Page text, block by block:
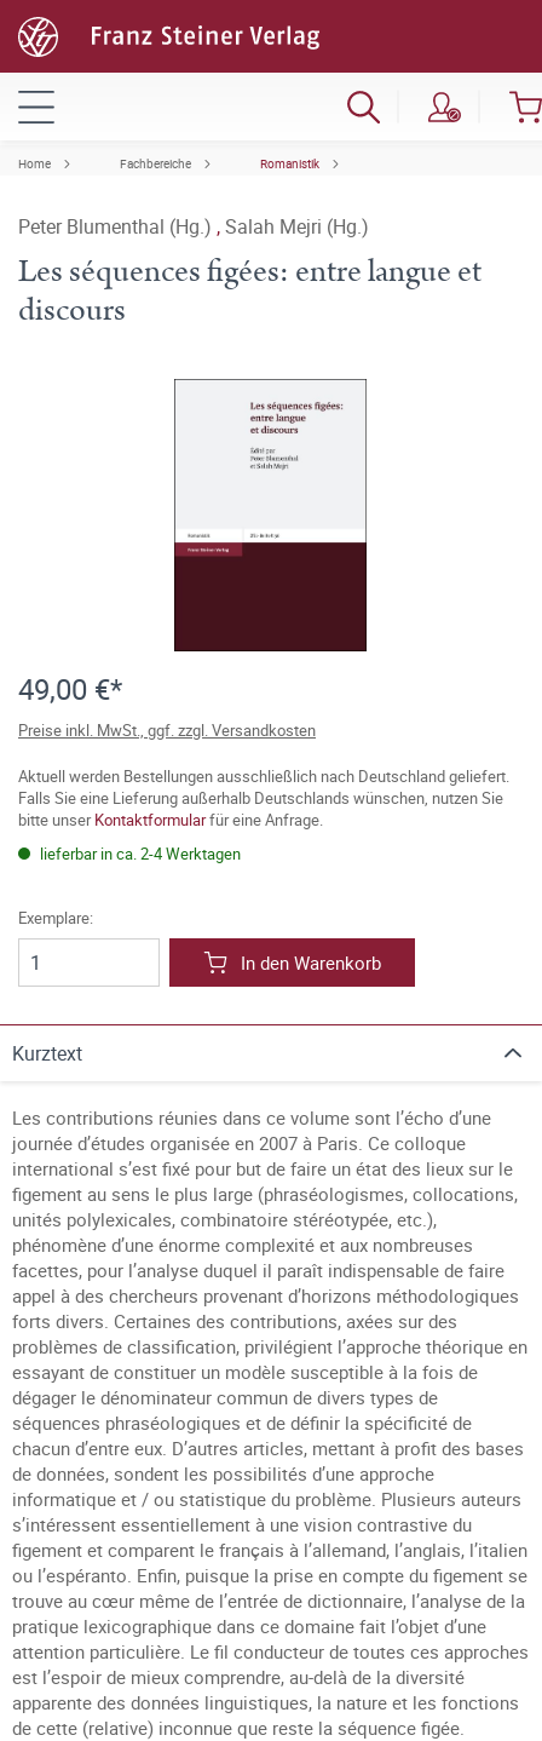
Home Fachbereiche Romanistik
Peter Blumenthal (Hg.) ,Salah Mejri (Hg.)
Les séquences figées: entre langue et
discours
49,00 €*
Preise inkl. MwSt., ggf. zzgl. Versandkosten
Aktuell werden Bestellungen ausschließlich nach Deutschland geliefert.
Falls Sie eine Lieferung außerhalb Deutschlands wünschen, nutzen Sie
bitte unserKontaktformularfür eine Anfrage.
lieferbar in ca. 2-4 Werktagen
Exemplare:
In den Warenkorb
Kurztext
Les contributions réunies dans ce volume sont l’écho d’une
journée d’études organisée en 2007 à Paris. Ce colloque
international s’est fixé pour but de faire un état des lieux sur le
figement au sens le plus large (phraséologismes, collocations,
unités polylexicales, combinatoire stéréotypée, etc.),
phénomène d’une énorme complexité et aux nombreuses
facettes, pour l’analyse duquel il paraît indispensable de faire
appel à des chercheurs provenant d’horizons méthodologiques
forts divers. Certaines des contributions, axées sur des
problèmes de classification, privilégient l’approche théorique en
essayant de constituer un modèle susceptible à la fois de
dégager le dénominateur commun de divers types de
séquences phraséologiques et de définir la spécificité de
chacun d’entre eux. D’autres articles, mettant à profit des bases
de données, sondent les possibilités d’une approche
informatique et / ou statistique du problème. Plusieurs auteurs
s’intéressent essentiellement à une vision contrastive du
figement et comparent le français à l’allemand, l’anglais, l’italien
ou l’espéranto. Enfin, puisque la prise en compte du figement se
trouve au cœur même de l’entrée de dictionnaire, l’analyse de la
pratique lexicographique dans ce domaine fait l’objet d’une
attention particulière. Le fil conducteur de toutes ces approches
est l’espoir de mieux comprendre, au-delà de la diversité
apparente des données linguistiques, la nature et les fonctions
de cette (relative) inconnue que reste la séquence figée.